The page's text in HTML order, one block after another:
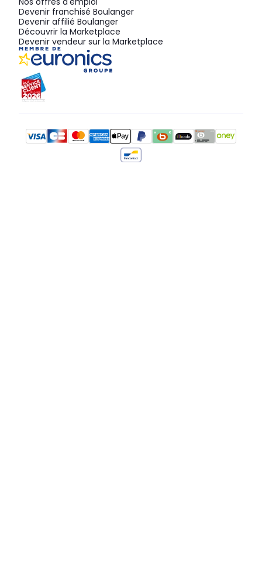
Devenir franchisé Boulanger
Devenir affilié Boulanger
Découvrir la Marketplace
Devenir vendeur sur la Marketplace